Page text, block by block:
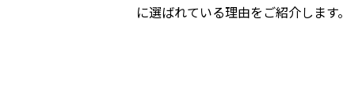
に選ばれている理由をご紹介します。